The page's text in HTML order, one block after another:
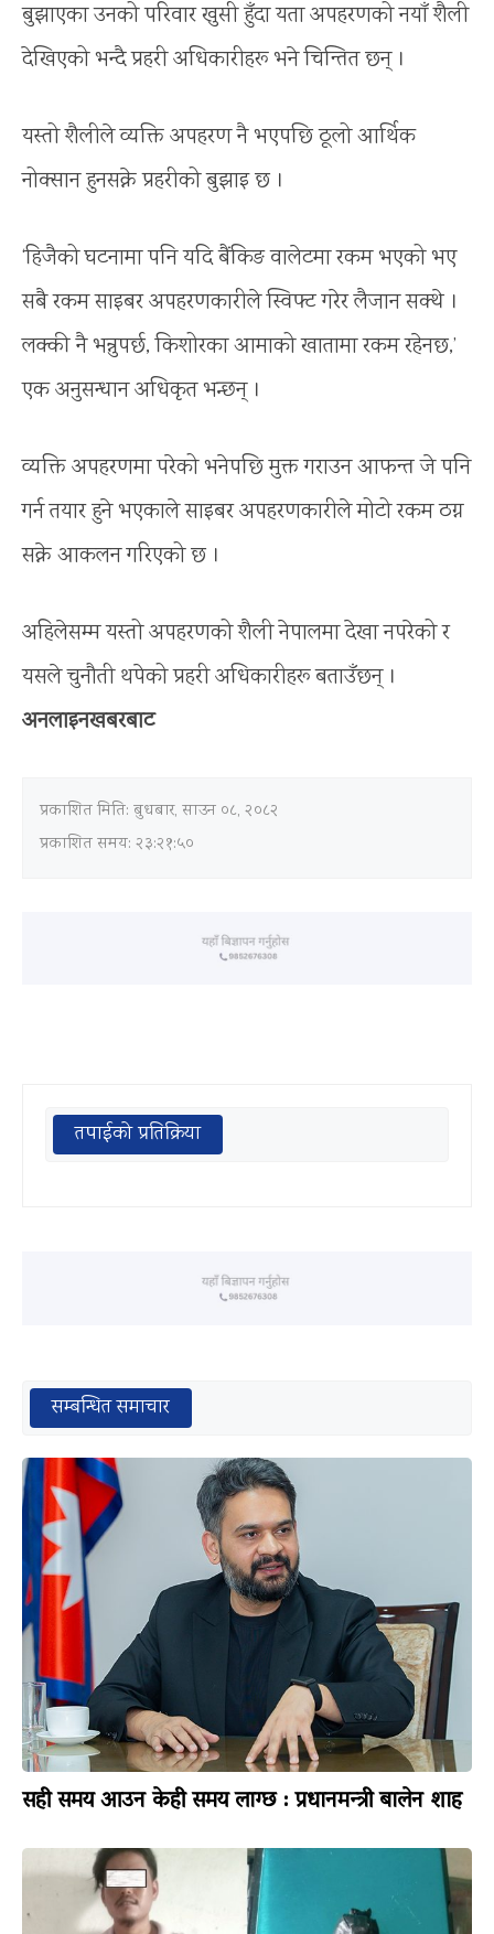
बुझाएका उनको परिवार खुसी हुँदा यता अपहरणको नयाँ शैली
देखिएको भन्दै प्रहरी अधिकारीहरू भने चिन्तित छन् ।
यस्तो शैलीले व्यक्ति अपहरण नै भएपछि ठूलो आर्थिक
नोक्सान हुनसक्ने प्रहरीको बुझाइ छ ।
‘हिजैको घटनामा पनि यदि बैंकिङ वालेटमा रकम भएको भए
सबै रकम साइबर अपहरणकारीले स्विफ्ट गरेर लैजान सक्थे ।
लक्की नै भन्नुपर्छ, किशोरका आमाको खातामा रकम रहेनछ,’
एक अनुसन्धान अधिकृत भन्छन् ।
व्यक्ति अपहरणमा परेको भनेपछि मुक्त गराउन आफन्त जे पनि
गर्न तयार हुने भएकाले साइबर अपहरणकारीले मोटो रकम ठग्न
सक्ने आकलन गरिएको छ ।
अहिलेसम्म यस्तो अपहरणको शैली नेपालमा देखा नपरेको र
यसले चुनौती थपेको प्रहरी अधिकारीहरू बताउँछन् ।
अनलाइनखबरबाट
प्रकाशित मिति: बुधबार, साउन ०८, २०८२
प्रकाशित समय: २३:२१:५०
तपाईको प्रतिक्रिया
सम्बन्धित समाचार
सही समय आउन केही समय लाग्छ : प्रधानमन्त्री बालेन शाह